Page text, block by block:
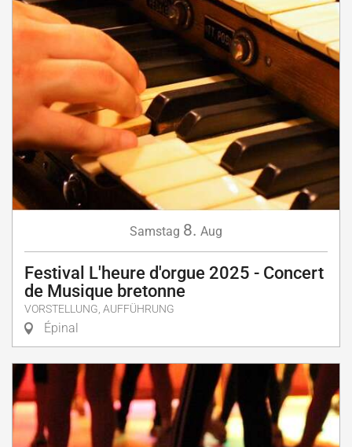
Samstag 8. Aug
Festival L'heure d'orgue 2025 - Concert
de Musique bretonne
VORSTELLUNG, AUFFÜHRUNG
Épinal